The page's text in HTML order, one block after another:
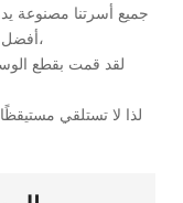
أفضل جودة ممكنة - وبما أنك ستشتري منا مباشرة،